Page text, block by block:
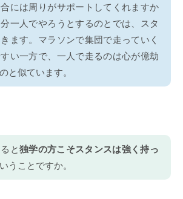
には周りがサポートしてくれますか
一人でやろうとするのとでは、スタ
ます。マラソンで集団で走っていく
い一方で、一人で走るのは心が億劫
と似ています。
と独学の方こそスタンスは強く持っ
いうことですか。